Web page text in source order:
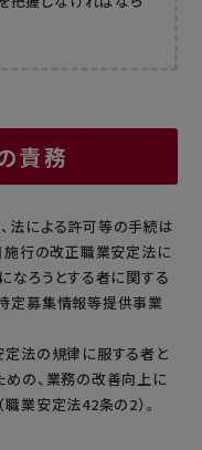
責務
法による許可等の手続は
施行の改正職業安定法に
なろうとする者に関する
定募集情報等提供事業
定法の規律に服する者と
めの、業務の改善向上に
業安定法42条の2）。